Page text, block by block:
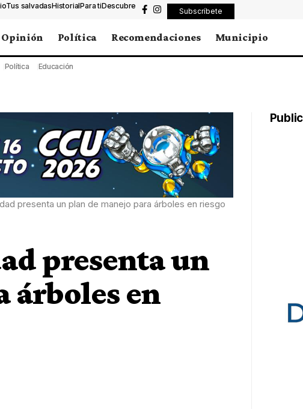
Tus salvadasHistorialPara tiDescubre
Subscríbete
Opinión Política Recomendaciones Municipio
Política Educación
presenta un plan de manejo para árboles en riesgo
presenta un
árboles en